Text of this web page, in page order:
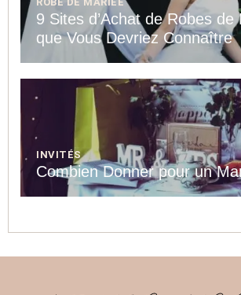
9 Sites d’Achat de Robes de
que Vous Devriez Connaître
INVITÉS
Combien Donner pour un